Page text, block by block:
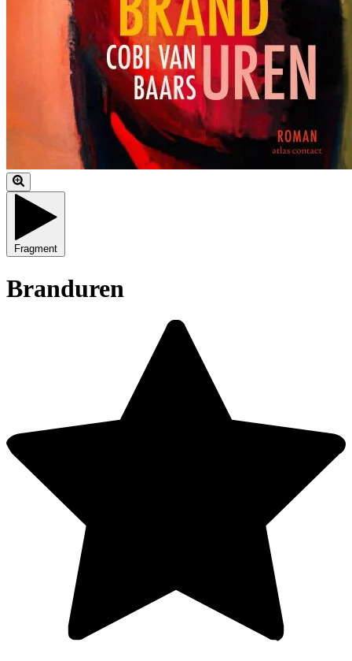
Fragment
Branduren